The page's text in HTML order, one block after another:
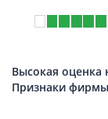
Высокая оценка
Признаки